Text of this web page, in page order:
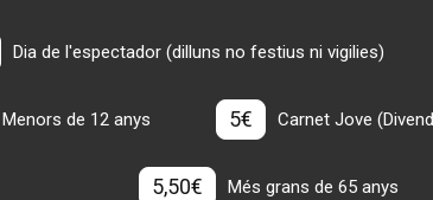
Dia de l'espectador (dilluns no festius ni vigilies)
Menors de 12 anys 5€ Carnet Jove
5,50€ Més grans de 65 anys